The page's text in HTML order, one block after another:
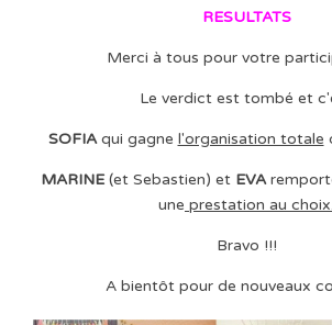
RESULTATS
Merci à tous pour votre
Le verdict est tombé et
SOFIAqui gagne l'organisation totale
MARINE (et Sebastien) et EVA
une prestation au choix.
Bravo !!!
A bientôt pour de nouveaux